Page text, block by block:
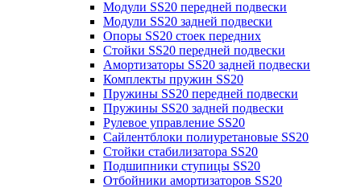
Модули SS20 передней подвески
Модули SS20 задней подвески
Опоры SS20 стоек передних
Стойки SS20 передней подвески
Амортизаторы SS20 задней подвески
Комплекты пружин SS20
Пружины SS20 передней подвески
Пружины SS20 задней подвески
Рулевое управление SS20
Сайлентблоки полиуретановые SS20
Стойки стабилизатора SS20
Подшипники ступицы SS20
Отбойники амортизаторов SS20